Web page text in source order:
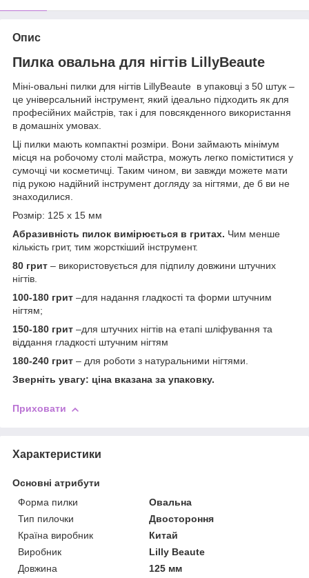
Опис
Пилка овальна для нігтів LillyBeaute
Міні-овальні пилки для нігтів LillyBeaute в упаковці з 50 штук –
це універсальний інструмент, який ідеально підходить як для
професійних майстрів, так і для повсякденного використання
в домашніх умовах.
Ці пилки мають компактні розміри. Вони займають мінімум
місця на робочому столі майстра, можуть легко поміститися у
сумочці чи косметичці. Таким чином, ви завжди можете мати
під рукою надійний інструмент догляду за нігтями, де б ви не
знаходилися.
Розмір: 125 х 15 мм
Абразивність пилок вимірюється в гритах. Чим менше
кількість грит, тим жорсткіший інструмент.
80 грит – використовується для підпилу довжини штучних
нігтів.
100-180 грит –для надання гладкості та форми штучним
нігтям;
150-180 грит –для штучних нігтів на етапі шліфування та
віддання гладкості штучним нігтям
180-240 грит – для роботи з натуральними нігтями.
Зверніть увагу: ціна вказана за упаковку.
Приховати
Характеристики
Основні атрибути
Форма пилки
Овальна
Тип пилочки
Двостороння
Країна виробник
Китай
Виробник
Lilly Beaute
Довжина
125 мм